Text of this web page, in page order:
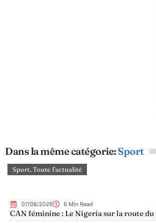
Dans la même catégorie:Sport
Sport,Toute l'actualité
07/08/2026 6 Min Read
CAN féminine : Le Nigeria sur la route